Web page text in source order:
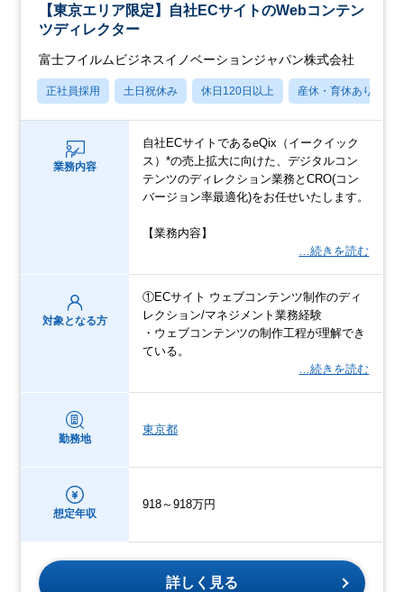
【東京エリア限定】自社ECサイトのWebコンテン
ツディレクター
富士フイルムビジネスイノベーションジャパン株式会社
正社員採用 土日祝休み 休日120日以上 産休・育休あり
業務内容
自社ECサイトであるeQix（イークイック
ス）*の売上拡大に向けた、デジタルコン
テンツのディレクション業務とCRO(コン
バージョン率最適化)をお任せいたします。
【業務内容】
…続きを読む
対象となる方
①ECサイト ウェブコンテンツ制作のディ
レクション/マネジメント業務経験
・ウェブコンテンツの制作工程が理解でき
ている。
…続きを読む
勤務地
東京都
想定年収
918～918万円
詳しく見る